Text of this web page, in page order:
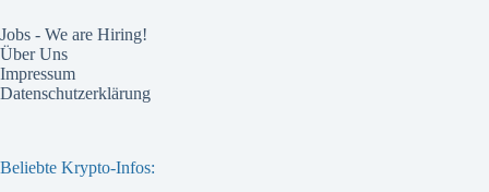
Jobs - We are Hiring!
Über Uns
Impressum
Datenschutzerklärung
Beliebte Krypto-Infos: